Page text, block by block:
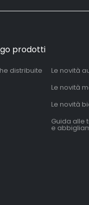
prodotti
distribuite
Le novità
Le novità
Le novità
Guida alle
e